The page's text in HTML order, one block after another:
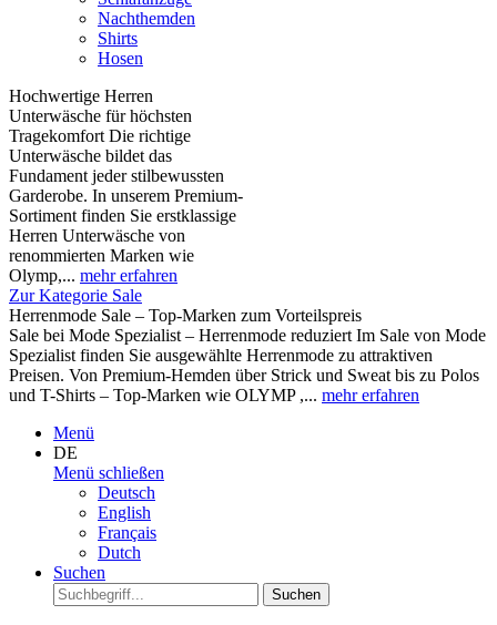
Nachthemden
Shirts
Hosen
Hochwertige Herren
Unterwäsche für höchsten
Tragekomfort Die richtige
Unterwäsche bildet das
Fundament jeder stilbewussten
Garderobe. In unserem Premium-
Sortiment finden Sie erstklassige
Herren Unterwäsche von
renommierten Marken wie
Olymp,... mehr erfahren
Zur Kategorie Sale
Herrenmode Sale – Top-Marken zum Vorteilspreis
Sale bei Mode Spezialist – Herrenmode reduziert Im Sale von Mode
Spezialist finden Sie ausgewählte Herrenmode zu attraktiven
Preisen. Von Premium-Hemden über Strick und Sweat bis zu Polos
und T-Shirts – Top-Marken wie OLYMP ,... mehr erfahren
Menü
DE
Menü schließen
Deutsch
English
Français
Dutch
Suchen
Suchen